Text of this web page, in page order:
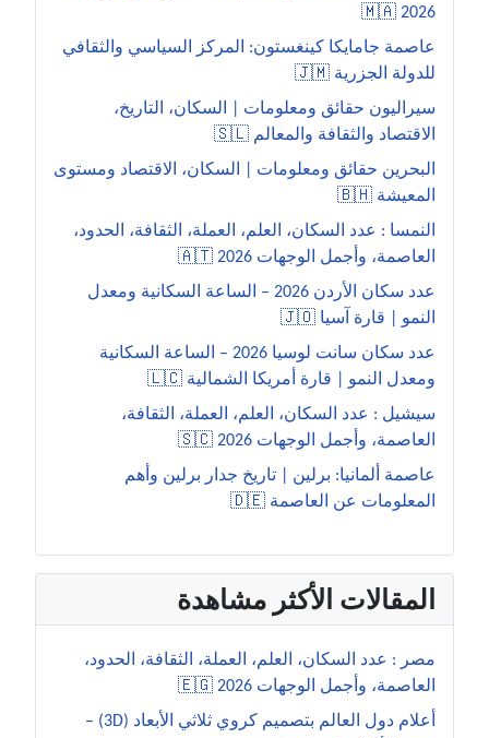
2026 🇲🇦
عاصمة جامايكا كينغستون: المركز السياسي والثقافي
للدولة الجزرية 🇯🇲
سيراليون حقائق ومعلومات | السكان، التاريخ،
الاقتصاد والثقافة والمعالم 🇸🇱
البحرين حقائق ومعلومات | السكان، الاقتصاد ومستوى
المعيشة 🇧🇭
النمسا : عدد السكان، العلم، العملة، الثقافة، الحدود،
العاصمة، وأجمل الوجهات 2026 🇦🇹
عدد سكان الأردن 2026 – الساعة السكانية ومعدل
النمو | قارة آسيا 🇯🇴
عدد سكان سانت لوسيا 2026 – الساعة السكانية
ومعدل النمو | قارة أمريكا الشمالية 🇱🇨
سيشيل : عدد السكان، العلم، العملة، الثقافة،
العاصمة، وأجمل الوجهات 2026 🇸🇨
عاصمة ألمانيا: برلين | تاريخ جدار برلين وأهم
المعلومات عن العاصمة 🇩🇪
المقالات الأكثر مشاهدة
مصر : عدد السكان، العلم، العملة، الثقافة، الحدود،
العاصمة، وأجمل الوجهات 2026 🇪🇬
أعلام دول العالم بتصميم كروي ثلاثي الأبعاد (3D) –